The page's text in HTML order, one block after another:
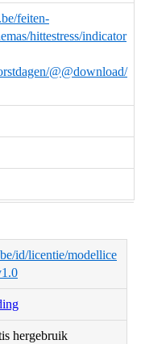
feiten-
hittestress/indicator
@@download/
id/licentie/modellice
hergebruik